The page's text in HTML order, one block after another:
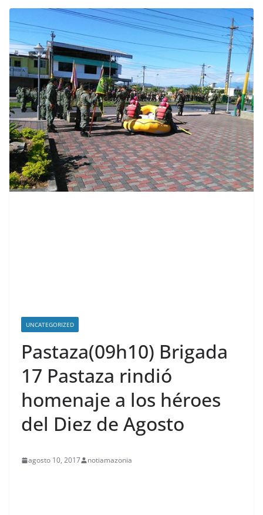
UNCATEGORIZED
Pastaza(09h10) Brigada
17 Pastaza rindió
homenaje a los héroes
del Diez de Agosto
agosto 10, 2017 notiamazonia